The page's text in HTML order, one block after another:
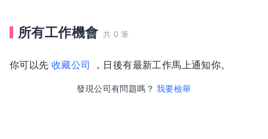
所有工作機會 共 0 筆
你可以先 收藏公司 ，日後有最新工作馬上通知你。
發現公司有問題嗎？ 我要檢舉